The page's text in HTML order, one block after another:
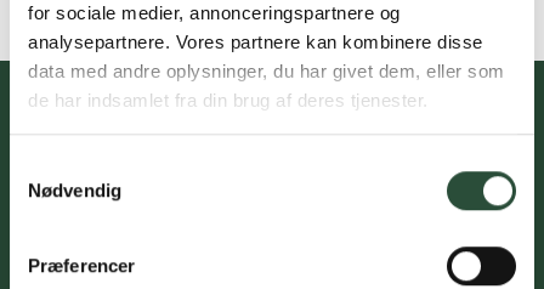
for sociale medier, annonceringspartnere og
analysepartnere. Vores partnere kan kombinere disse
data med andre oplysninger, du har givet dem, eller som
de har indsamlet fra din brug af deres tjenester.
Nødvendig
Præferencer
Du skal acceptere cookies for at kunne tilmelde dig vores
nyhedsbrev